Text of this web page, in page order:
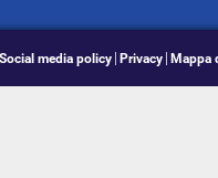
Social media policy Privacy Mappa